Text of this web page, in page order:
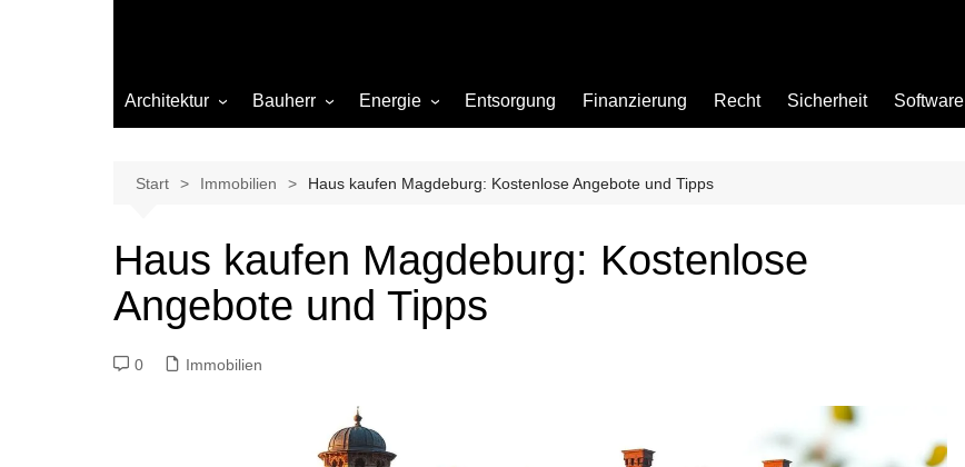
Architektur Bauherr
Beleuchtung
Büro
Materialien
Ökologisch bauen
Sanierung
Energie
Gas
Entsorgung Finanzierung Recht Sicherheit Software
Start Immobilien Haus kaufen Magdeburg: Kostenlose Angebote und Tipps
Haus kaufen Magdeburg: Kostenlose
Angebote und Tipps
0 Immobilien